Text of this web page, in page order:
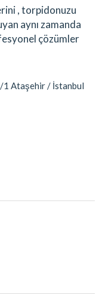
, torpidonuzu
aynı zamanda
çözümler
1 Ataşehir / İstanbul